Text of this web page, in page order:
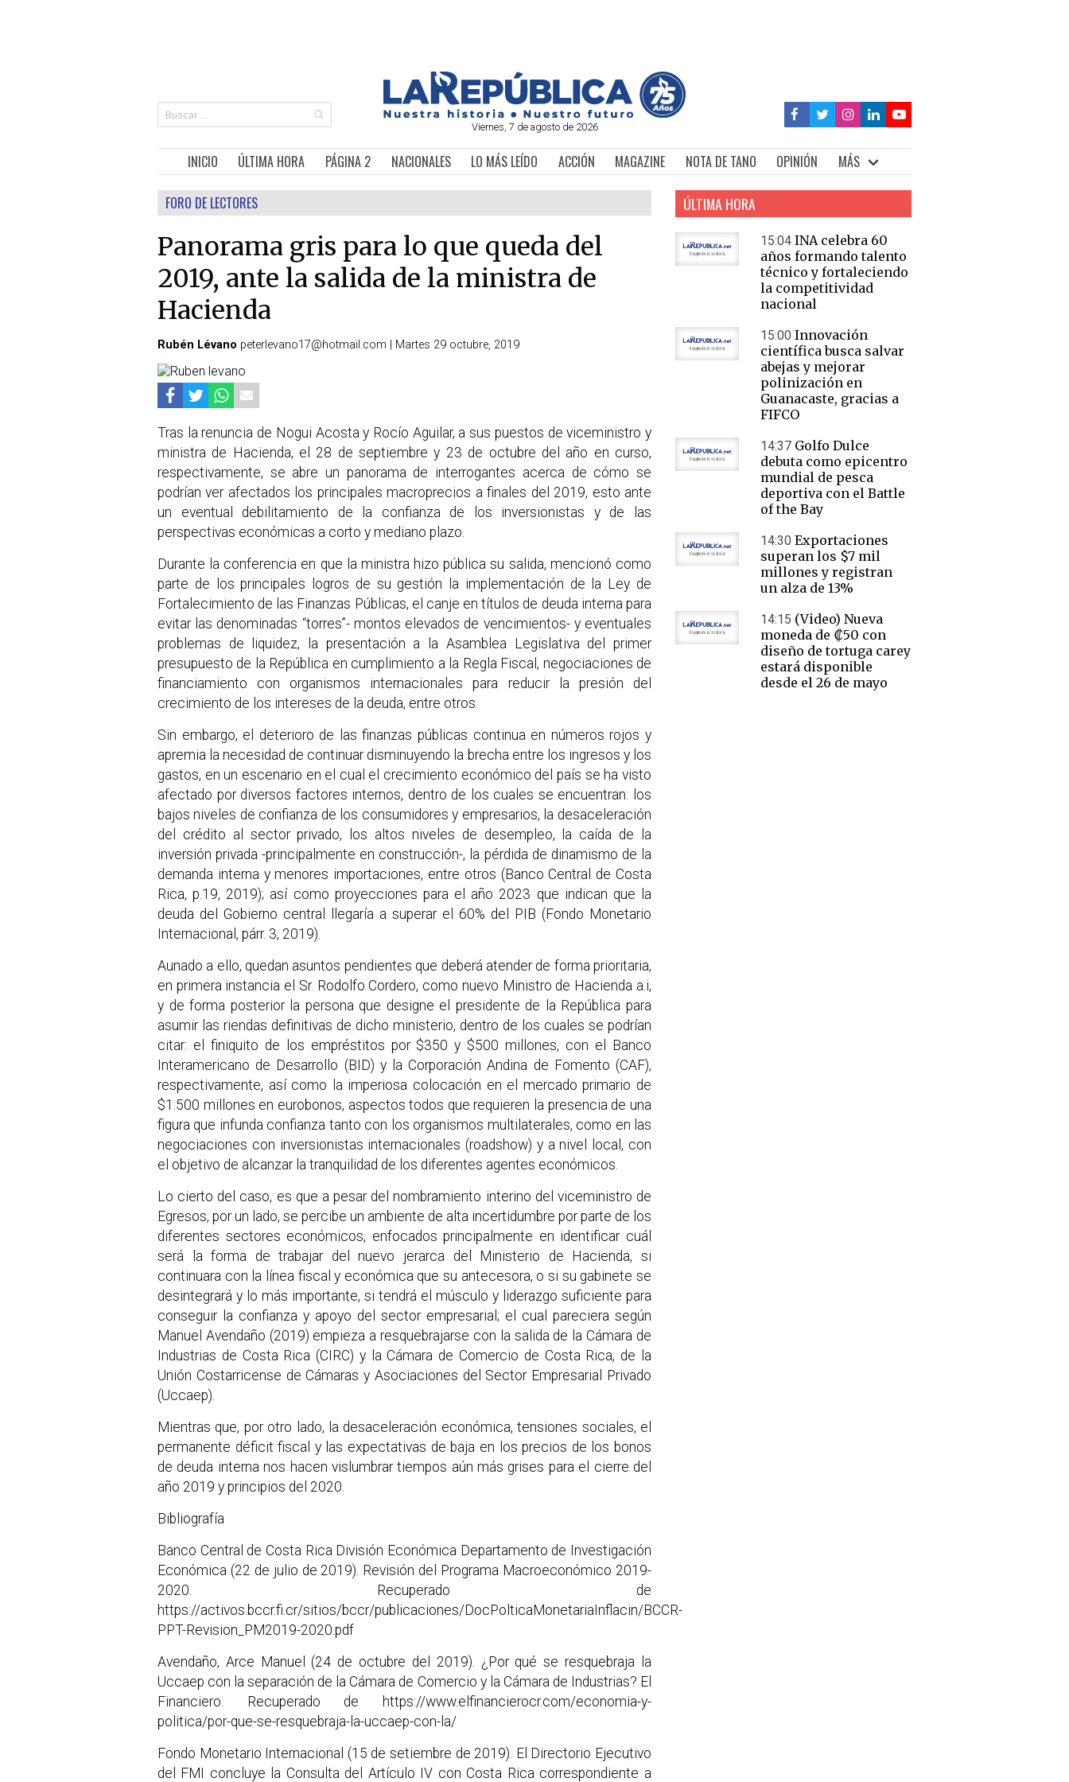
Viernes, 7 de agosto de 2026
INICIO ÚLTIMA HORA PÁGINA 2 NACIONALES LO MÁS LEÍDO ACCIÓN MAGAZINE NOTA DE TANO OPINIÓN MÁS
FORO DE LECTORES
Panorama gris para lo que queda del
2019, ante la salida de la ministra de
Hacienda
Rubén Lévano peterlevano17@hotmail.com | Martes 29 octubre, 2019
Tras la renuncia de Nogui Acosta y Rocío Aguilar, a sus puestos de viceministro y
ministra de Hacienda, el 28 de septiembre y 23 de octubre del año en curso,
respectivamente, se abre un panorama de interrogantes acerca de cómo se
podrían ver afectados los principales macroprecios a finales del 2019, esto ante
un eventual debilitamiento de la confianza de los inversionistas y de las
perspectivas económicas a corto y mediano plazo.
Durante la conferencia en que la ministra hizo pública su salida, mencionó como
parte de los principales logros de su gestión la implementación de la Ley de
Fortalecimiento de las Finanzas Públicas, el canje en títulos de deuda interna para
evitar las denominadas “torres”- montos elevados de vencimientos- y eventuales
problemas de liquidez, la presentación a la Asamblea Legislativa del primer
presupuesto de la República en cumplimiento a la Regla Fiscal, negociaciones de
financiamiento con organismos internacionales para reducir la presión del
crecimiento de los intereses de la deuda, entre otros.
Sin embargo, el deterioro de las finanzas públicas continua en números rojos y
apremia la necesidad de continuar disminuyendo la brecha entre los ingresos y los
gastos, en un escenario en el cual el crecimiento económico del país se ha visto
afectado por diversos factores internos, dentro de los cuales se encuentran: los
bajos niveles de confianza de los consumidores y empresarios, la desaceleración
del crédito al sector privado, los altos niveles de desempleo, la caída de la
inversión privada -principalmente en construcción-, la pérdida de dinamismo de la
demanda interna y menores importaciones, entre otros (Banco Central de Costa
Rica, p.19, 2019); así como proyecciones para el año 2023 que indican que la
deuda del Gobierno central llegaría a superar el 60% del PIB (Fondo Monetario
Internacional, párr. 3, 2019).
Aunado a ello, quedan asuntos pendientes que deberá atender de forma prioritaria,
en primera instancia el Sr. Rodolfo Cordero, como nuevo Ministro de Hacienda a.i,
y de forma posterior la persona que designe el presidente de la República para
asumir las riendas definitivas de dicho ministerio, dentro de los cuales se podrían
citar: el finiquito de los empréstitos por $350 y $500 millones, con el Banco
Interamericano de Desarrollo (BID) y la Corporación Andina de Fomento (CAF),
respectivamente, así como la imperiosa colocación en el mercado primario de
$1.500 millones en eurobonos, aspectos todos que requieren la presencia de una
figura que infunda confianza tanto con los organismos multilaterales, como en las
negociaciones con inversionistas internacionales (roadshow) y a nivel local, con
el objetivo de alcanzar la tranquilidad de los diferentes agentes económicos.
Lo cierto del caso, es que a pesar del nombramiento interino del viceministro de
Egresos, por un lado, se percibe un ambiente de alta incertidumbre por parte de los
diferentes sectores económicos, enfocados principalmente en identificar cuál
será la forma de trabajar del nuevo jerarca del Ministerio de Hacienda, si
continuara con la línea fiscal y económica que su antecesora, o si su gabinete se
desintegrará y lo más importante, si tendrá el músculo y liderazgo suficiente para
conseguir la confianza y apoyo del sector empresarial; el cual pareciera según
Manuel Avendaño (2019) empieza a resquebrajarse con la salida de la Cámara de
Industrias de Costa Rica (CIRC) y la Cámara de Comercio de Costa Rica, de la
Unión Costarricense de Cámaras y Asociaciones del Sector Empresarial Privado
(Uccaep).
Mientras que, por otro lado, la desaceleración económica, tensiones sociales, el
permanente déficit fiscal y las expectativas de baja en los precios de los bonos
de deuda interna nos hacen vislumbrar tiempos aún más grises para el cierre del
año 2019 y principios del 2020.
Bibliografía
Banco Central de Costa Rica División Económica Departamento de Investigación
Económica (22 de julio de 2019). Revisión del Programa Macroeconómico 2019-
2020. Recuperado de
https://activos.bccr.fi.cr/sitios/bccr/publicaciones/DocPolticaMonetariaInflacin/BCCR-
PPT-Revision_PM2019-2020.pdf
Avendaño, Arce Manuel (24 de octubre del 2019). ¿Por qué se resquebraja la
Uccaep con la separación de la Cámara de Comercio y la Cámara de Industrias? El
Financiero. Recuperado de https://www.elfinancierocr.com/economia-y-
politica/por-que-se-resquebraja-la-uccaep-con-la/
Fondo Monetario Internacional (15 de setiembre de 2019). El Directorio Ejecutivo
del FMI concluye la Consulta del Artículo IV con Costa Rica correspondiente a
ÚLTIMA HORA
15:04 INA celebra 60
años formando talento
técnico y fortaleciendo
la competitividad
nacional
15:00 Innovación
científica busca salvar
abejas y mejorar
polinización en
Guanacaste, gracias a
FIFCO
14:37 Golfo Dulce
debuta como epicentro
mundial de pesca
deportiva con el Battle
of the Bay
14:30 Exportaciones
superan los $7 mil
millones y registran
un alza de 13%
14:15 (Video) Nueva
moneda de ₡50 con
diseño de tortuga carey
estará disponible
desde el 26 de mayo